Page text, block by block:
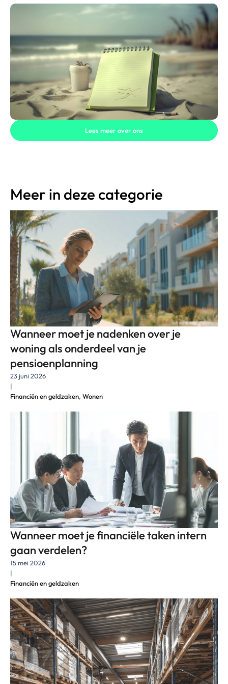
Lees meer over ons
Meer in deze categorie
Wanneer moet je nadenken over je
woning als onderdeel van je
pensioenplanning
23 juni 2026
|
Financiën en geldzaken, Wonen
Wanneer moet je financiële taken intern
gaan verdelen?
15 mei 2026
|
Financiën en geldzaken